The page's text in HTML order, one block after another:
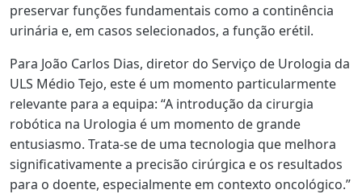
preservar funções fundamentais como a continência
urinária e, em casos selecionados, a função erétil.
Para João Carlos Dias, diretor do Serviço de Urologia da
ULS Médio Tejo, este é um momento particularmente
relevante para a equipa: “A introdução da cirurgia
robótica na Urologia é um momento de grande
entusiasmo. Trata-se de uma tecnologia que melhora
significativamente a precisão cirúrgica e os resultados
para o doente, especialmente em contexto oncológico.”